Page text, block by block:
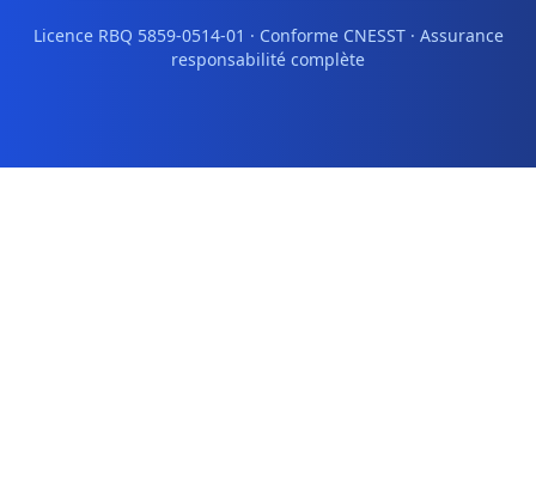
Licence RBQ 5859-0514-01 · Conforme CNESST · Assurance
responsabilité complète